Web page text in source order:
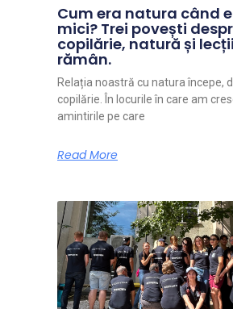
Cum era natura când
mici? Trei povești
copilărie, natură și
rămân.
Relația noastră cu natura începe,
copilărie. În locurile în care am
amintirile pe care
Read More